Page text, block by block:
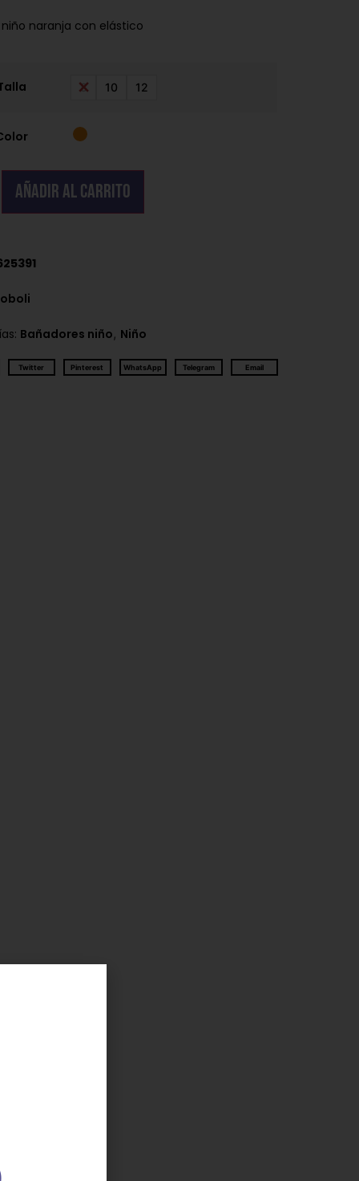
niño naranja con elástico
8 10 12
Añadir al carrito
Bañadores niño, Niño
Twitter Pinterest WhatsApp Telegram Email